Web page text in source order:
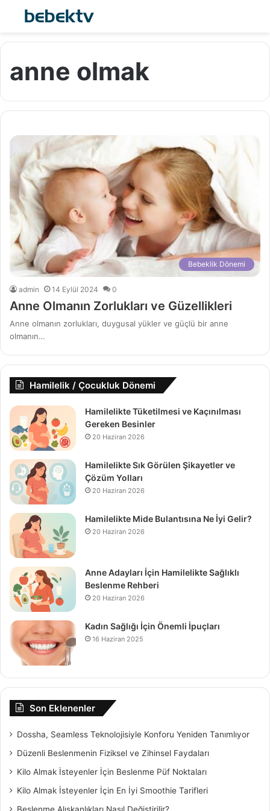
anne olmak
Bebeklik Dönemi
admin 14 Eylül 2024 0
Anne Olmanın Zorlukları ve Güzellikleri
Anne olmanın zorlukları, duygusal yükler ve güçlü bir anne
olmanın…
Hamilelik / Çocukluk Dönemi
Hamilelikte Tüketilmesi ve Kaçınılması
Gereken Besinler
20 Haziran 2026
Hamilelikte Sık Görülen Şikayetler ve
Çözüm Yolları
20 Haziran 2026
Hamilelikte Mide Bulantısına Ne İyi Gelir?
20 Haziran 2026
Anne Adayları İçin Hamilelikte Sağlıklı
Beslenme Rehberi
20 Haziran 2026
Kadın Sağlığı İçin Önemli İpuçları
16 Haziran 2025
Son Eklenenler
Dossha, Seamless Teknolojisiyle Konforu Yeniden Tanımlıyor
Düzenli Beslenmenin Fiziksel ve Zihinsel Faydaları
Kilo Almak İsteyenler İçin Beslenme Püf Noktaları
Kilo Almak İsteyenler İçin En İyi Smoothie Tarifleri
Beslenme Alışkanlıkları Nasıl Değiştirilir?